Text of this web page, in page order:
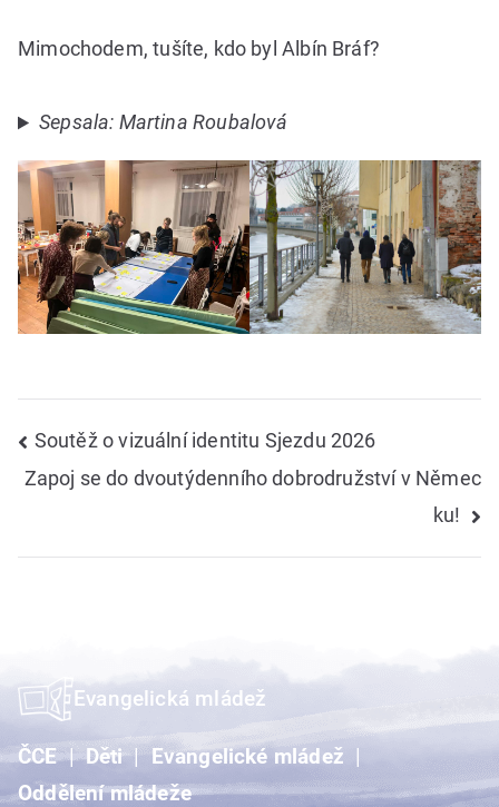
Mimochodem, tušíte, kdo byl Albín Bráf?
Sepsala: Martina Roubalová
Navigace
pro
příspěvek
Soutěž o vizuální identitu Sjezdu 2026
Zapoj se do dvoutýdenního dobrodružství v Němec
ku!
Evangelická mládež
ČCE Děti
Evangelické mládež
Oddělení mládeže